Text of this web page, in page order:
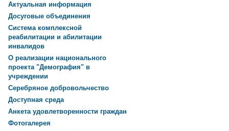
Актуальная информация
Досуговые объединения
Система комплексной
реабилитации и абилитации
инвалидов
О реализации национального
проекта "Демография" в
учреждении
Серебряное добровольчество
Доступная среда
Анкета удовлетворенности граждан
Фотогалерея